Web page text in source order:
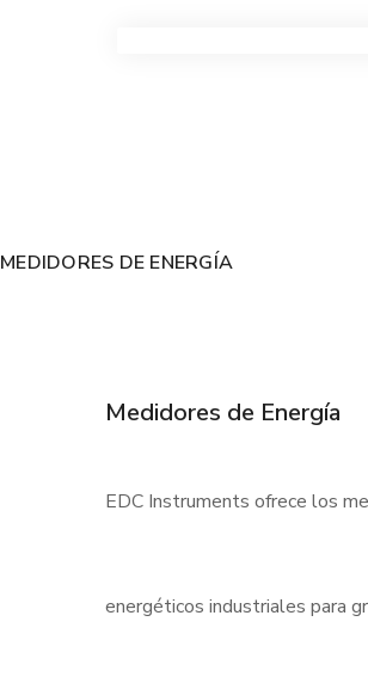
MEDIDORES DE ENERGÍA
Medidores de Energía
EDC Instruments ofrece los
energéticos industriales para